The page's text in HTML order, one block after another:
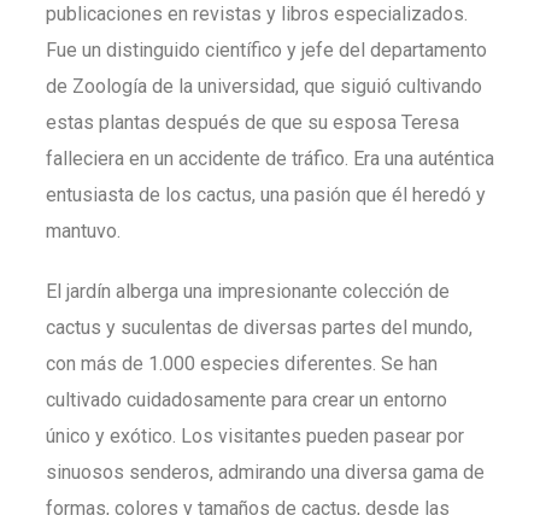
publicaciones en revistas y libros especializados.
Fue un distinguido científico y jefe del departamento
de Zoología de la universidad, que siguió cultivando
estas plantas después de que su esposa Teresa
falleciera en un accidente de tráfico. Era una auténtica
entusiasta de los cactus, una pasión que él heredó y
mantuvo.
El jardín alberga una impresionante colección de
cactus y suculentas de diversas partes del mundo,
con más de 1.000 especies diferentes. Se han
cultivado cuidadosamente para crear un entorno
único y exótico. Los visitantes pueden pasear por
sinuosos senderos, admirando una diversa gama de
formas, colores y tamaños de cactus, desde las